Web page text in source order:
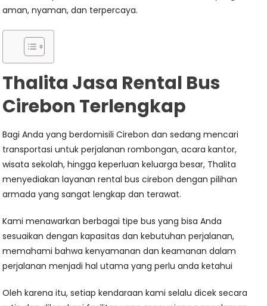
aman, nyaman, dan terpercaya.
Thalita Jasa Rental Bus
Cirebon Terlengkap
Bagi Anda yang berdomisili Cirebon dan sedang mencari
transportasi untuk perjalanan rombongan, acara kantor,
wisata sekolah, hingga keperluan keluarga besar, Thalita
menyediakan layanan rental bus cirebon dengan pilihan
armada yang sangat lengkap dan terawat.
Kami menawarkan berbagai tipe bus yang bisa Anda
sesuaikan dengan kapasitas dan kebutuhan perjalanan,
memahami bahwa kenyamanan dan keamanan dalam
perjalanan menjadi hal utama yang perlu anda ketahui
Oleh karena itu, setiap kendaraan kami selalu dicek secara